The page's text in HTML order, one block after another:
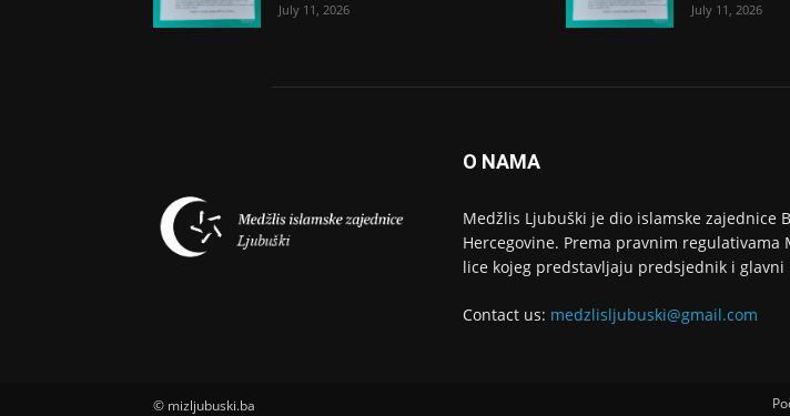
July 11, 2026 July 11, 2026
O NAMA
Medžlis Ljubuški je dio islamske zajednice
Hercegovine. Prema pravnim regulativama
lice kojeg predstavljaju predsjednik i glavni
Contact us: medzlisljubuski@gmail.com
© mizljubuski.ba